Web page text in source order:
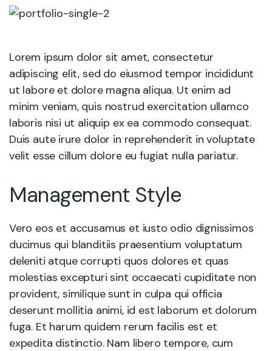
Lorem ipsum dolor sit amet, consectetur
adipiscing elit, sed do eiusmod tempor incididunt
ut labore et dolore magna aliqua. Ut enim ad
minim veniam, quis nostrud exercitation ullamco
laboris nisi ut aliquip ex ea commodo consequat.
Duis aute irure dolor in reprehenderit in voluptate
velit esse cillum dolore eu fugiat nulla pariatur.
Management Style
Vero eos et accusamus et iusto odio dignissimos
ducimus qui blanditiis praesentium voluptatum
deleniti atque corrupti quos dolores et quas
molestias excepturi sint occaecati cupiditate non
provident, similique sunt in culpa qui officia
deserunt mollitia animi, id est laborum et dolorum
fuga. Et harum quidem rerum facilis est et
expedita distinctio. Nam libero tempore, cum